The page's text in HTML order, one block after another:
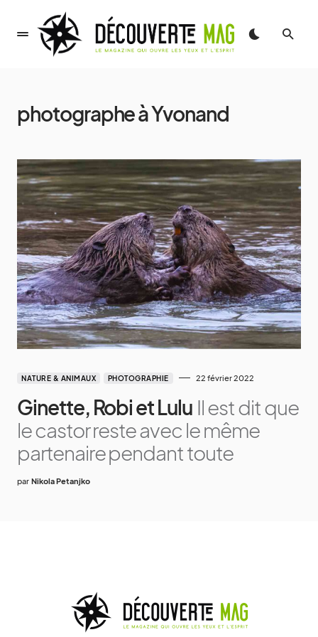
photographe à Yvonand
NATURE & ANIMAUX PHOTOGRAPHIE 22 février 2022
Ginette, Robi et Lulu Il est dit que
le castor reste avec le même
partenaire pendant toute
par Nikola Petanjko